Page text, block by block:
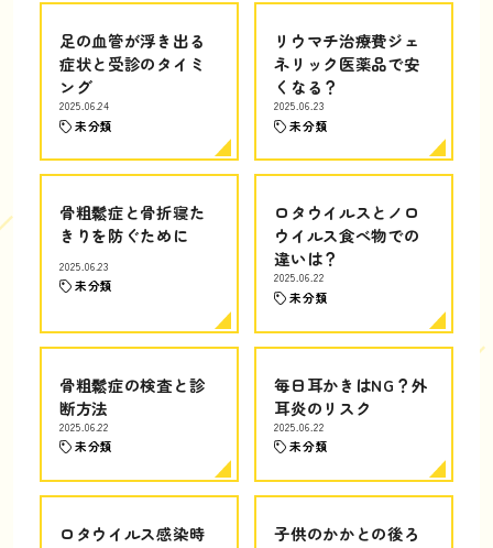
足の血管が浮き出る
症状と受診のタイミ
ング
2025.06.24
未分類
リウマチ治療費ジェ
ネリック医薬品で安
くなる？
2025.06.23
未分類
骨粗鬆症と骨折寝た
きりを防ぐために
2025.06.23
未分類
ロタウイルスとノロ
ウイルス食べ物での
違いは？
2025.06.22
未分類
骨粗鬆症の検査と診
断方法
2025.06.22
未分類
毎日耳かきはNG？外
耳炎のリスク
2025.06.22
未分類
ロタウイルス感染時
子供のかかとの後ろ